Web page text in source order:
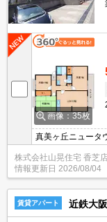
画像：35枚
真美ヶ丘ニュータ
株式会社山晃住宅 香芝店
情報更新日 2026/08/04
賃貸アパート 近鉄大